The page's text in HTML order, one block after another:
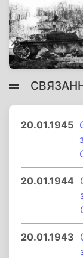
20.01.1945
20.01.1944
20.01.1943